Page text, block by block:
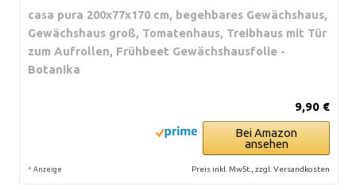
casa pura 200x77x170 cm, begehbares Gewächshaus,
Gewächshaus groß, Tomatenhaus, Treibhaus mit Tür
zum Aufrollen, Frühbeet Gewächshausfolie -
Botanika
9,90 €
Bei Amazon
ansehen
* Anzeige Preis inkl. MwSt., zzgl. Versandkosten